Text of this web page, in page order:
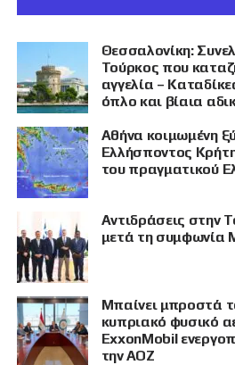
Θεσσαλονίκη:
Τούρκος που
αγγελία –
όπλο και βίαια
Αθήνα κοιμωμένη
Ελλήσποντος
του πραγματικού
Αντιδράσεις στην
μετά τη συμφωνία
Μπαίνει μπροστά
κυπριακό φυσικό
ExxonMobil
την ΑΟΖ